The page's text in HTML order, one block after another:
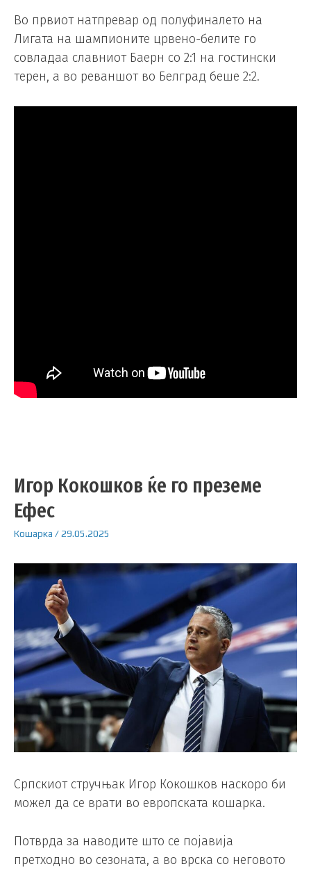
Во првиот натпревар од полуфиналето на
Лигата на шампионите црвено-белите го
совладаа славниот Баерн со 2:1 на гостински
терен, а во реваншот во Белград беше 2:2.
Игор Кокошков ќе го преземе
Ефес
Кошарка /29.05.2025
Српскиот стручњак Игор Кокошков наскоро би
можел да се врати во европската кошарка.
Потврда за наводите што се појавија
претходно во сезоната, а во врска со неговото